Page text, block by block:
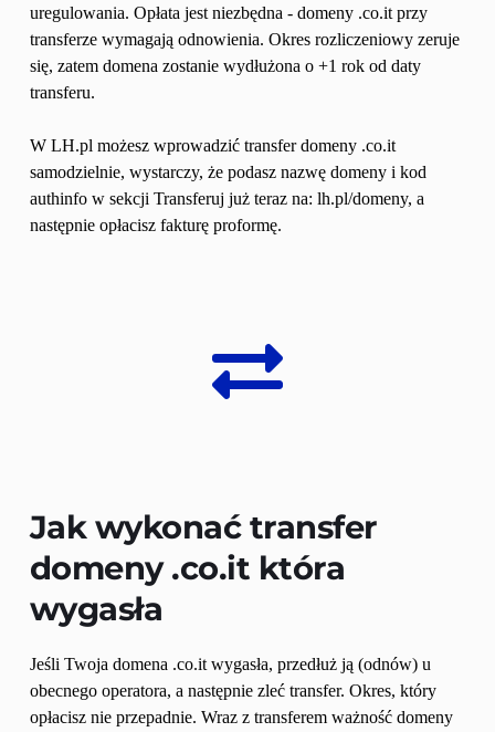
uregulowania. Opłata jest niezbędna - domeny .co.it przy
transferze wymagają odnowienia. Okres rozliczeniowy zeruje
się, zatem domena zostanie wydłużona o +1 rok od daty
transferu.
W LH.pl możesz wprowadzić transfer domeny .co.it
samodzielnie, wystarczy, że podasz nazwę domeny i kod
authinfo w sekcji Transferuj już teraz na: lh.pl/domeny, a
następnie opłacisz fakturę proformę.
Jak wykonać transfer
domeny .co.it która
wygasła
Jeśli Twoja domena .co.it wygasła, przedłuż ją (odnów) u
obecnego operatora, a następnie zleć transfer. Okres, który
opłacisz nie przepadnie. Wraz z transferem ważność domeny